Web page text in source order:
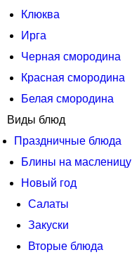
Клюква
Ирга
Черная смородина
Красная смородина
Белая смородина
Виды блюд
Праздничные блюда
Блины на масленицу
Новый год
Салаты
Закуски
Вторые блюда